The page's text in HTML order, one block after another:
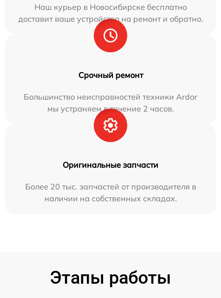
Наш курьер в Новосибирске бесплатно
доставит ваше устройство на ремонт и обратно.
Срочный ремонт
Большинство неисправностей техники Ardor
мы устраняем в течение 2 часов.
Оригинальные запчасти
Более 20 тыс. запчастей от производителя в
наличии на собственных складах.
Этапы работы